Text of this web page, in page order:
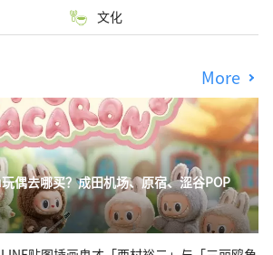
文化
More
偶去哪买？成田机场、原宿、涩谷POP